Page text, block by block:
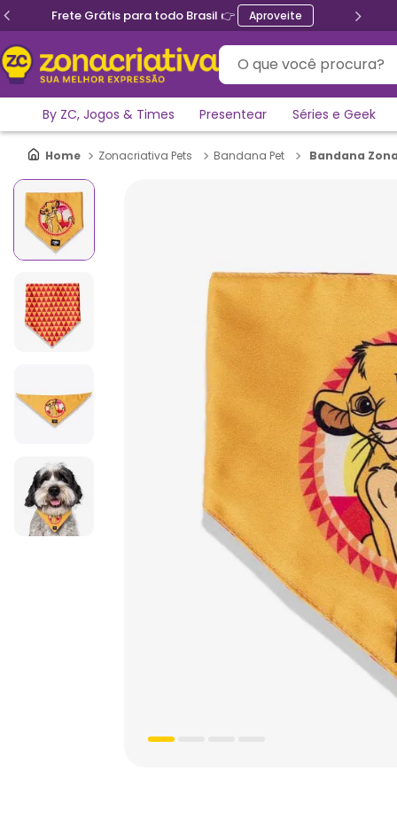
Frete Grátis para todo Brasil 👉 Aproveite
O que você procura?
By ZC, Jogos & Times Presentear Séries e Geek
Zonacriativa Pets Bandana Pet Bandana